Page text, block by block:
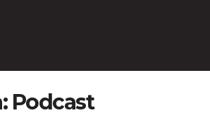
Podcast